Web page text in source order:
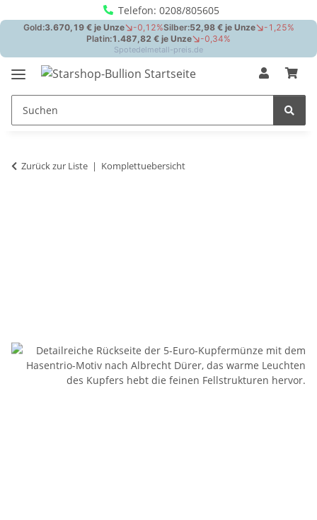
Telefon: 0208/805605
Zurück zur Liste Komplettuebersicht